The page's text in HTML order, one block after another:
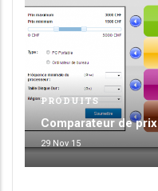
PRODUITS
Comparateur de prix
29 Nov 15